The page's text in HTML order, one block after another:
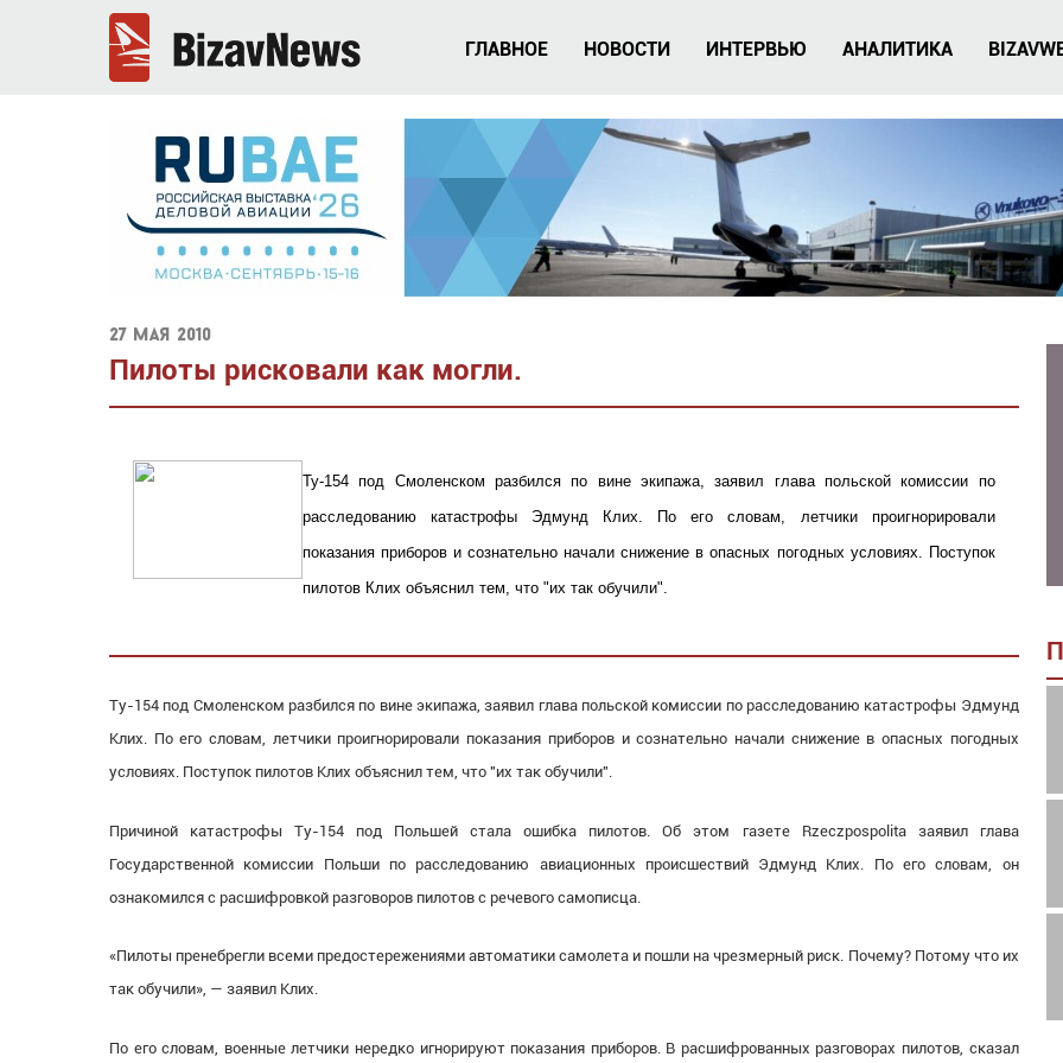
ГЛАВНОЕ НОВОСТИ ИНТЕРВЬЮ АНАЛИТИКА
27 мая 2010
Пилоты рисковали как могли.
Ту-154 под Смоленском разбился по вине экипажа, заявил глава польской комиссии по
расследованию катастрофы Эдмунд Клих. По его словам, летчики проигнорировали
показания приборов и сознательно начали снижение в опасных погодных условиях. Поступок
пилотов Клих объяснил тем, что "их так обучили".
Ту-154 под Смоленском разбился по вине экипажа, заявил глава польской комиссии по расследованию катастрофы Эдмунд
Клих. По его словам, летчики проигнорировали показания приборов и сознательно начали снижение в опасных погодных
условиях. Поступок пилотов Клих объяснил тем, что "их так обучили".
Причиной катастрофы Ту-154 под Польшей стала ошибка пилотов. Об этом газете Rzeczpospolita заявил глава
Государственной комиссии Польши по расследованию авиационных происшествий Эдмунд Клих. По его словам, он
ознакомился с расшифровкой разговоров пилотов с речевого самописца.
«Пилоты пренебрегли всеми предостережениями автоматики самолета и пошли на чрезмерный риск. Почему? Потому что их
так обучили», — заявил Клих.
По его словам, военные летчики нередко игнорируют показания приборов. В расшифрованных разговорах пилотов, сказал